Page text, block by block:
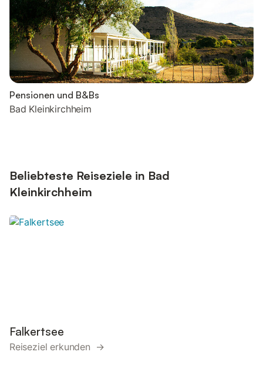
Pensionen und B&Bs
Bad Kleinkirchheim
Beliebteste Reiseziele in Bad
Kleinkirchheim
Falkertsee
Reiseziel erkunden →